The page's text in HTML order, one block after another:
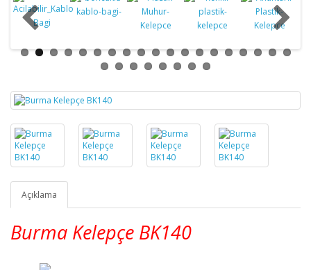
Açıklama
Burma Kelepçe BK140